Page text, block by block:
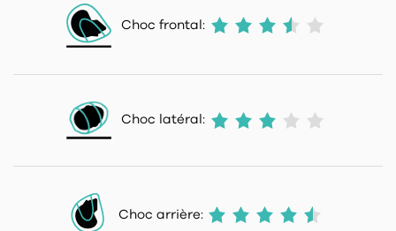
Choc frontal:
Choc latéral:
Choc arrière: